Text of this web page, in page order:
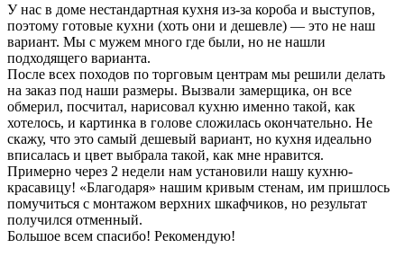
У нас в доме нестандартная кухня из-за короба и выступов,
поэтому готовые кухни (хоть они и дешевле) — это не наш
вариант. Мы с мужем много где были, но не нашли
подходящего варианта.
После всех походов по торговым центрам мы решили делать
на заказ под наши размеры. Вызвали замерщика, он все
обмерил, посчитал, нарисовал кухню именно такой, как
хотелось, и картинка в голове сложилась окончательно. Не
скажу, что это самый дешевый вариант, но кухня идеально
вписалась и цвет выбрала такой, как мне нравится.
Примерно через 2 недели нам установили нашу кухню-
красавицу! «Благодаря» нашим кривым стенам, им пришлось
помучиться с монтажом верхних шкафчиков, но результат
получился отменный.
Большое всем спасибо! Рекомендую!